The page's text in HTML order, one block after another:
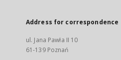
Address for correspondence
ul. Jana Pawła II 10
61-139 Poznań